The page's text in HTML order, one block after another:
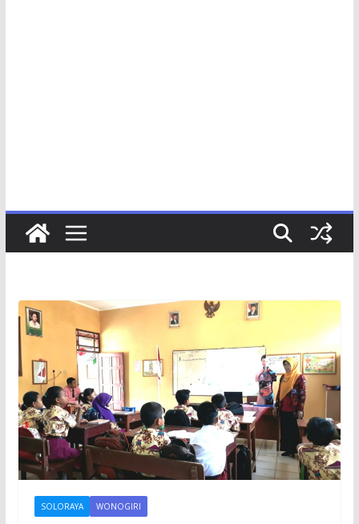
SOLORAYA WONOGIRI